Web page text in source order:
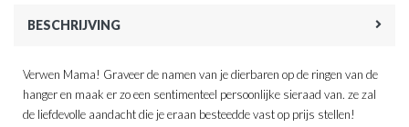
BESCHRIJVING
Verwen Mama! Graveer de namen van je dierbaren op de ringen van de
hanger en maak er zo een sentimenteel persoonlijke sieraad van. ze zal
de liefdevolle aandacht die je eraan besteedde vast op prijs stellen!